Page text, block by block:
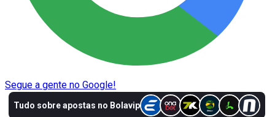
Segue a gente no Google!